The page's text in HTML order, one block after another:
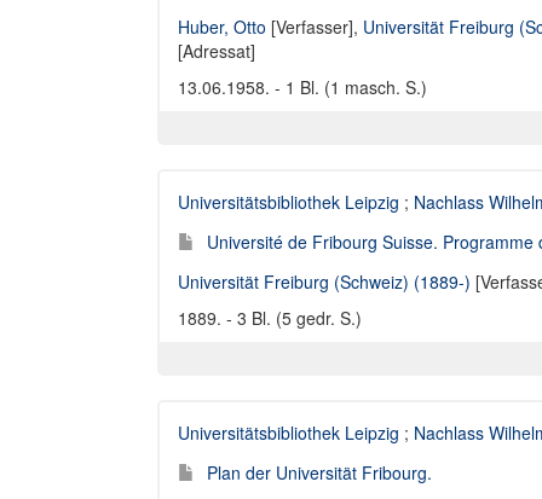
Huber, Otto [Verfasser], Universität Freiburg
[Adressat]
13.06.1958. - 1 Bl. (1 masch. S.)
Universitätsbibliothek Leipzig ; Nachlass
Université de Fribourg Suisse.
Universität Freiburg (Schweiz) (1889-)
1889. - 3 Bl. (5 gedr. S.)
Universitätsbibliothek Leipzig ; Nachlass
Plan der Universität Fribourg.